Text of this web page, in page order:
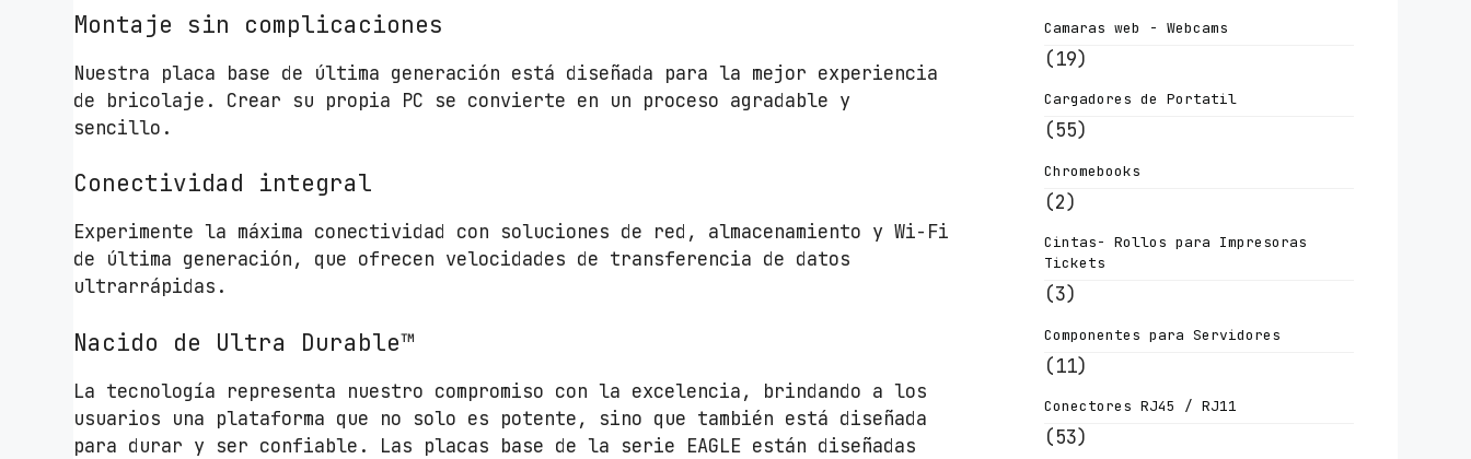
Montaje sin complicaciones
Nuestra placa base de última generación está diseñada para la mejor experiencia
de bricolaje. Crear su propia PC se convierte en un proceso agradable y
sencillo.
Conectividad integral
Experimente la máxima conectividad con soluciones de red, almacenamiento y Wi-Fi
de última generación, que ofrecen velocidades de transferencia de datos
ultrarrápidas.
Nacido de Ultra Durable™
La tecnología representa nuestro compromiso con la excelencia, brindando a los
usuarios una plataforma que no solo es potente, sino que también está diseñada
para durar y ser confiable. Las placas base de la serie EAGLE están diseñadas
Camaras web - Webcams
(19)
Cargadores de Portatil
(55)
Chromebooks
(2)
Cintas- Rollos para Impresoras
Tickets
(3)
Componentes para Servidores
(11)
Conectores RJ45 / RJ11
(53)